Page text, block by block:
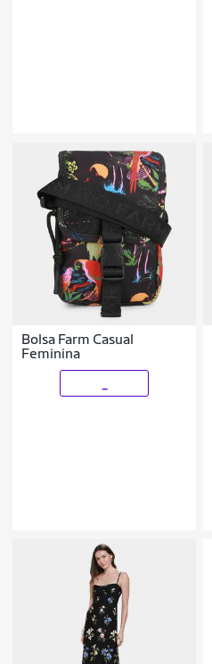
Bolsa Farm Casual
Feminina